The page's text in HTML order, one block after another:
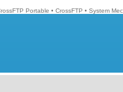
Portable • CrossFTP • System